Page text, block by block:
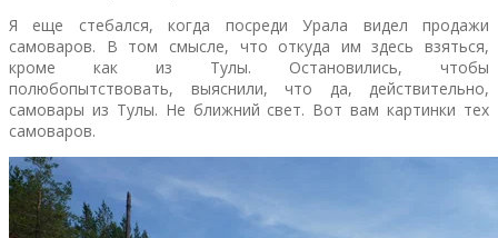
Я еще стебался, когда посреди Урала видел продажи
самоваров. В том смысле, что откуда им здесь взяться,
кроме как из Тулы. Остановились, чтобы
полюбопытствовать, выяснили, что да, действительно,
самовары из Тулы. Не ближний свет. Вот вам картинки тех
самоваров.